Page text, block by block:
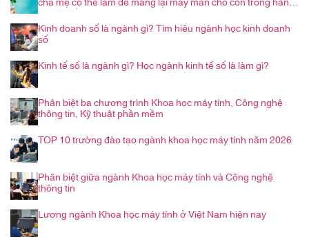
trình nghề nghiệp
Kinh doanh số là ngành gì? Tìm hiểu ngành học kinh doanh
số
Kinh tế số là ngành gì? Học ngành kinh tế số là làm gì?
Phân biệt ba chương trình Khoa học máy tính, Công nghệ
thông tin, Kỹ thuật phần mềm
TOP 10 trường đào tạo ngành khoa học máy tính năm 2026
Phân biệt giữa ngành Khoa học máy tính và Công nghệ
thông tin
Lương ngành Khoa học máy tính ở Việt Nam hiện nay